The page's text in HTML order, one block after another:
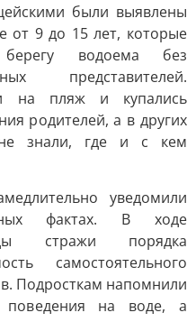
были выявлены
от 9 до 15 лет, которые
водоема без
представителей.
на пляж и купались
родителей, а в других
знали, где и с кем
уведомили
фактах. В ходе
стражи порядка
самостоятельного
Подросткам напомнили
поведения на воде, а